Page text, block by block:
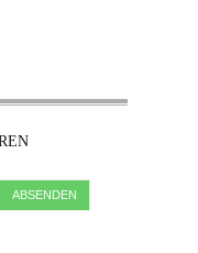
ABSENDEN